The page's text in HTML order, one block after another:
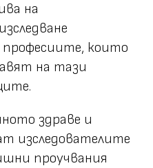
на
професиите, които
на тази
здраве и
изследователите
проучвания